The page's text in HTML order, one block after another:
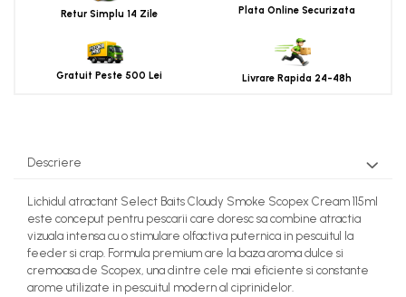
Retur Simplu 14 Zile Plata Online Securizata
Gratuit Peste 500 Lei Livrare Rapida 24-48h
Descriere
Lichidul atractant Select Baits Cloudy Smoke Scopex Cream 115ml
este conceput pentru pescarii care doresc sa combine atractia
vizuala intensa cu o stimulare olfactiva puternica in pescuitul la
feeder si crap. Formula premium are la baza aroma dulce si
cremoasa de Scopex, una dintre cele mai eficiente si constante
arome utilizate in pescuitul modern al ciprinidelor.